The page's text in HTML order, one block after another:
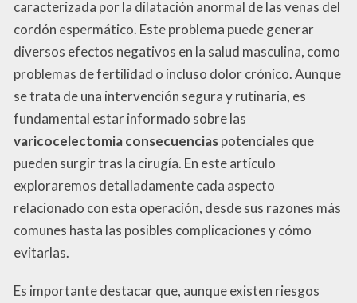
caracterizada por la dilatación anormal de las venas del
cordón espermático. Este problema puede generar
diversos efectos negativos en la salud masculina, como
problemas de fertilidad o incluso dolor crónico. Aunque
se trata de una intervención segura y rutinaria, es
fundamental estar informado sobre las
varicocelectomia consecuenciaspotenciales que
pueden surgir tras la cirugía. En este artículo
exploraremos detalladamente cada aspecto
relacionado con esta operación, desde sus razones más
comunes hasta las posibles complicaciones y cómo
evitarlas.
Es importante destacar que, aunque existen riesgos